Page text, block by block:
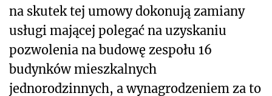
na skutek tej umowy dokonują zamiany
usługi mającej polegać na uzyskaniu
pozwolenia na budowę zespołu 16
budynków mieszkalnych
jednorodzinnych, a wynagrodzeniem za to